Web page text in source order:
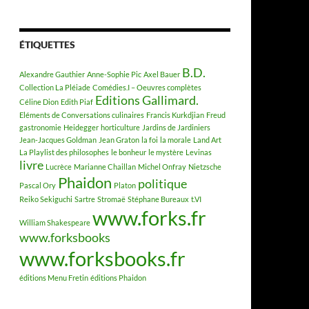
ÉTIQUETTES
Alexandre Gauthier Anne-Sophie Pic Axel Bauer B.D.
Collection La Pléiade Comédies.I – Oeuvres complètes
Céline Dion Edith Piaf Editions Gallimard.
Eléments de Conversations culinaires Francis Kurkdjian Freud
gastronomie Heidegger horticulture Jardins de Jardiniers
Jean-Jacques Goldman Jean Graton la foi la morale Land Art
La Playlist des philosophes le bonheur le mystère Levinas
livre Lucrèce Marianne Chaillan Michel Onfray Nietzsche
Pascal Ory Phaidon Platon politique
Reiko Sekiguchi Sartre Stromaë Stéphane Bureaux t.VI
William Shakespeare www.forks.fr
www.forksbooks
www.forksbooks.fr
éditions Menu Fretin éditions Phaidon